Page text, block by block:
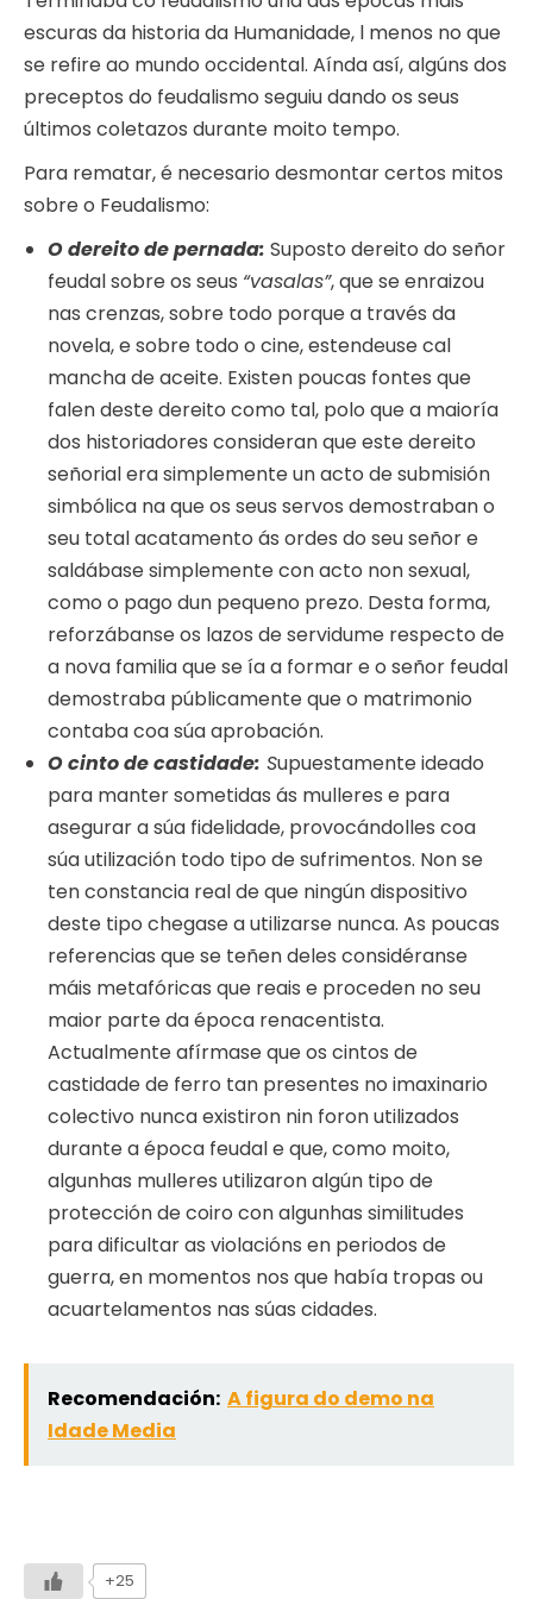
escuras da historia da Humanidade, l menos no que
se refire ao mundo occidental. Aínda así, algúns dos
preceptos do feudalismo seguiu dando os seus
últimos coletazos durante moito tempo.
Para rematar, é necesario desmontar certos mitos
sobre o Feudalismo:
O dereito de pernada: Suposto dereito do señor
feudal sobre os seus “vasalas”, que se enraizou
nas crenzas, sobre todo porque a través da
novela, e sobre todo o cine, estendeuse cal
mancha de aceite. Existen poucas fontes que
falen deste dereito como tal, polo que a maioría
dos historiadores consideran que este dereito
señorial era simplemente un acto de submisión
simbólica na que os seus servos demostraban o
seu total acatamento ás ordes do seu señor e
saldábase simplemente con acto non sexual,
como o pago dun pequeno prezo. Desta forma,
reforzábanse os lazos de servidume respecto de
a nova familia que se ía a formar e o señor feudal
demostraba públicamente que o matrimonio
contaba coa súa aprobación.
O cinto de castidade: Supuestamente ideado
para manter sometidas ás mulleres e para
asegurar a súa fidelidade, provocándolles coa
súa utilización todo tipo de sufrimentos. Non se
ten constancia real de que ningún dispositivo
deste tipo chegase a utilizarse nunca. As poucas
referencias que se teñen deles considéranse
máis metafóricas que reais e proceden no seu
maior parte da época renacentista.
Actualmente afírmase que os cintos de
castidade de ferro tan presentes no imaxinario
colectivo nunca existiron nin foron utilizados
durante a época feudal e que, como moito,
algunhas mulleres utilizaron algún tipo de
protección de coiro con algunhas similitudes
para dificultar as violacións en periodos de
guerra, en momentos nos que había tropas ou
acuartelamentos nas súas cidades.
Recomendación: A figura do demo na
Idade Media
+25